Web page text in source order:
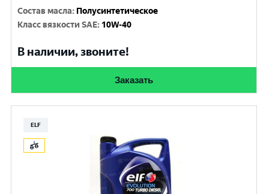
Состав масла: Полусинтетическое
Класс вязкости SAE: 10W-40
В наличии, звоните!
Заказать
ELF